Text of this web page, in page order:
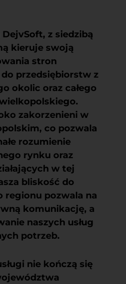
z siedzibą
kieruje swoją
stron
przedsiębiorstw z
okolic oraz całego
zakorzenieni w
co pozwala
rozumienie
rynku oraz
w tej
bliskość do
regionu pozwala na
komunikację, a
naszych usług
potrzeb.
nie kończą się